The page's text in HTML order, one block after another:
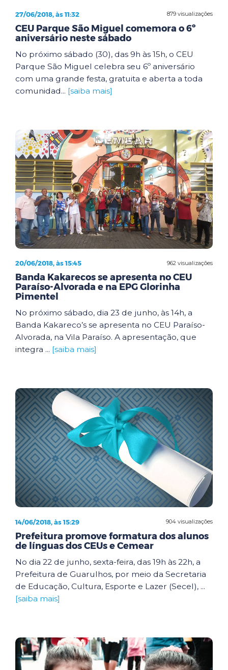
879 visualizações
27/06/2018, às 11:32
CEU Parque São Miguel comemora o 6º
aniversário neste sábado
No próximo sábado (30), das 9h às 15h, o CEU
Parque São Miguel celebra seu 6º aniversário
com uma grande festa, gratuita e aberta a toda
comunidad... [saiba mais]
962 visualizações
20/06/2018, às 15:45
Banda Kakarecos se apresenta no CEU
Paraíso-Alvorada e na EPG Glorinha
Pimentel
No próximo sábado, dia 23 de junho, às 14h, a
Banda Kakareco’s se apresenta no CEU Paraíso-
Alvorada, na Vila Paraíso. A apresentação, que
integra ... [saiba mais]
904 visualizações
14/06/2018, às 15:29
Prefeitura promove formatura dos alunos
de línguas dos CEUs e Cemear
No dia 22 de junho, sexta-feira, das 19h às 22h, a
Prefeitura de Guarulhos, por meio da Secretaria
de Educação, Cultura, Esporte e Lazer (Secel), ...
[saiba mais]